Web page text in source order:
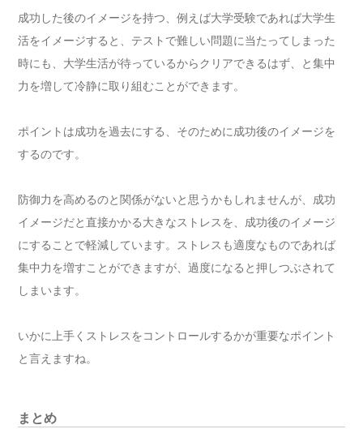
成功した後のイメージを持つ、例えば大学受験であれば大学生
活をイメージすると、テストで難しい問題に当たってしまった
時にも、大学生活が待っているからクリアできるはず、と集中
力を増して冷静に取り組むことができます。
ポイントは成功を過去にする、そのために成功後のイメージを
するのです。
防御力を高めるのと関係がないと思うかもしれませんが、成功
イメージだと直接かかる大きなストレスを、成功後のイメージ
にすることで軽減しています。ストレスも適度なものであれば
集中力を増すことができますが、過度になると押しつぶされて
しまいます。
いかに上手くストレスをコントロールするかが重要なポイント
と言えますね。
まとめ